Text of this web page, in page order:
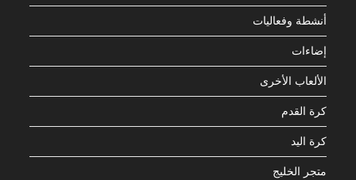
أنشطة وفعاليات
إضاءات
الألعاب الأخرى
كرة القدم
كرة اليد
متجر الخليج